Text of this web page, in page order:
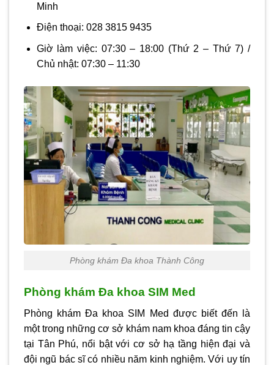
Minh
Điện thoại: 028 3815 9435
Giờ làm việc: 07:30 – 18:00 (Thứ 2 – Thứ 7) /
Chủ nhật: 07:30 – 11:30
Phòng khám Đa khoa Thành Công
Phòng khám Đa khoa SIM Med
Phòng khám Đa khoa SIM Med được biết đến là
một trong những cơ sở khám nam khoa đáng tin cậy
tại Tân Phú, nổi bật với cơ sở hạ tầng hiện đại và
đội ngũ bác sĩ có nhiều năm kinh nghiệm. Với uy tín